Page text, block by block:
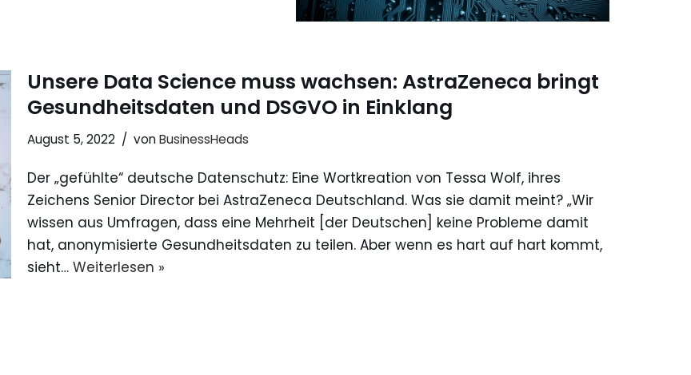
Unsere Data Science muss wachsen: AstraZeneca bringt
Gesundheitsdaten und DSGVO in Einklang
August 5, 2022 vonBusinessHeads
Der „gefühlte“ deutsche Datenschutz: Eine Wortkreation von Tessa Wolf, ihres
Zeichens Senior Director bei AstraZeneca Deutschland. Was sie damit meint? „Wir
wissen aus Umfragen, dass eine Mehrheit [der Deutschen] keine Probleme damit
hat, anonymisierte Gesundheitsdaten zu teilen. Aber wenn es hart auf hart kommt,
sieht… Weiterlesen »